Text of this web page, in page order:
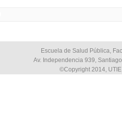
Escuela de Salud Pública,
Av. Independencia 939,
©Copyright 2014,